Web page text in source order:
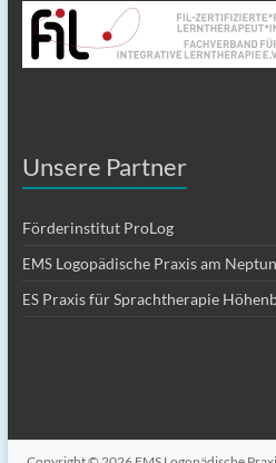
Unsere Partner
Förderinstitut ProLog
EMSLogopädische Praxis am
ESPraxis für Sprachtherapie